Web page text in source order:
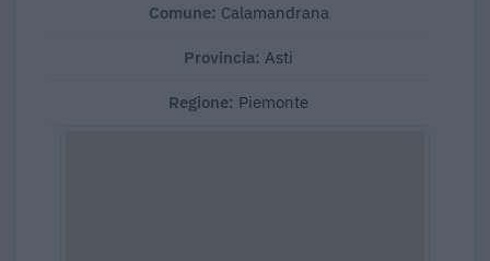
Comune: Calamandrana
Provincia: Asti
Regione: Piemonte